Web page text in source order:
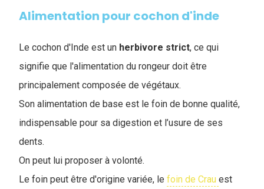
Alimentation pour cochon d'inde
Le cochon d'Inde est un herbivore strict, ce qui
signifie que l'alimentation du rongeur doit être
principalement composée de végétaux.
Son alimentation de base est le foin de bonne qualité,
indispensable pour sa digestion et l’usure de ses
dents.
On peut lui proposer à volonté.
Le foin peut être d'origine variée, le foin de Crau est